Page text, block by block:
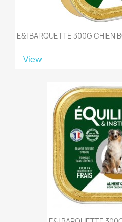
E&I BARQUETTE 300G CHIEN
View